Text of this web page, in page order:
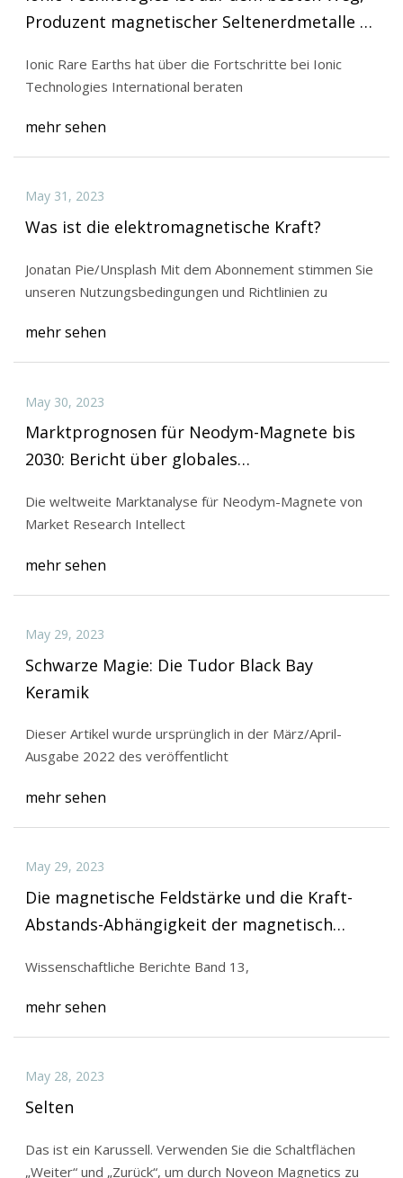
Produzent magnetischer Seltenerdmetalle zu
Ionic Rare Earths hat über die Fortschritte bei Ionic
Technologies International beraten
mehr sehen
May 31, 2023
Was ist die elektromagnetische Kraft?
Jonatan Pie/Unsplash Mit dem Abonnement stimmen Sie
unseren Nutzungsbedingungen und Richtlinien zu
mehr sehen
May 30, 2023
Marktprognosen für Neodym-Magnete bis
2030: Bericht über globales
und Segmentierung
Die weltweite Marktanalyse für Neodym-Magnete von
Market Research Intellect
mehr sehen
May 29, 2023
Schwarze Magie: Die Tudor Black Bay
Keramik
Dieser Artikel wurde ursprünglich in der März/April-
Ausgabe 2022 des veröffentlicht
mehr sehen
May 29, 2023
Die magnetische Feldstärke und die Kraft-
Abstands-Abhängigkeit der magnetisch
einsetzender Skoliose verwendet werden
Wissenschaftliche Berichte Band 13,
mehr sehen
May 28, 2023
Selten
Das ist ein Karussell. Verwenden Sie die Schaltflächen
„Weiter“ und „Zurück“, um durch Noveon Magnetics zu